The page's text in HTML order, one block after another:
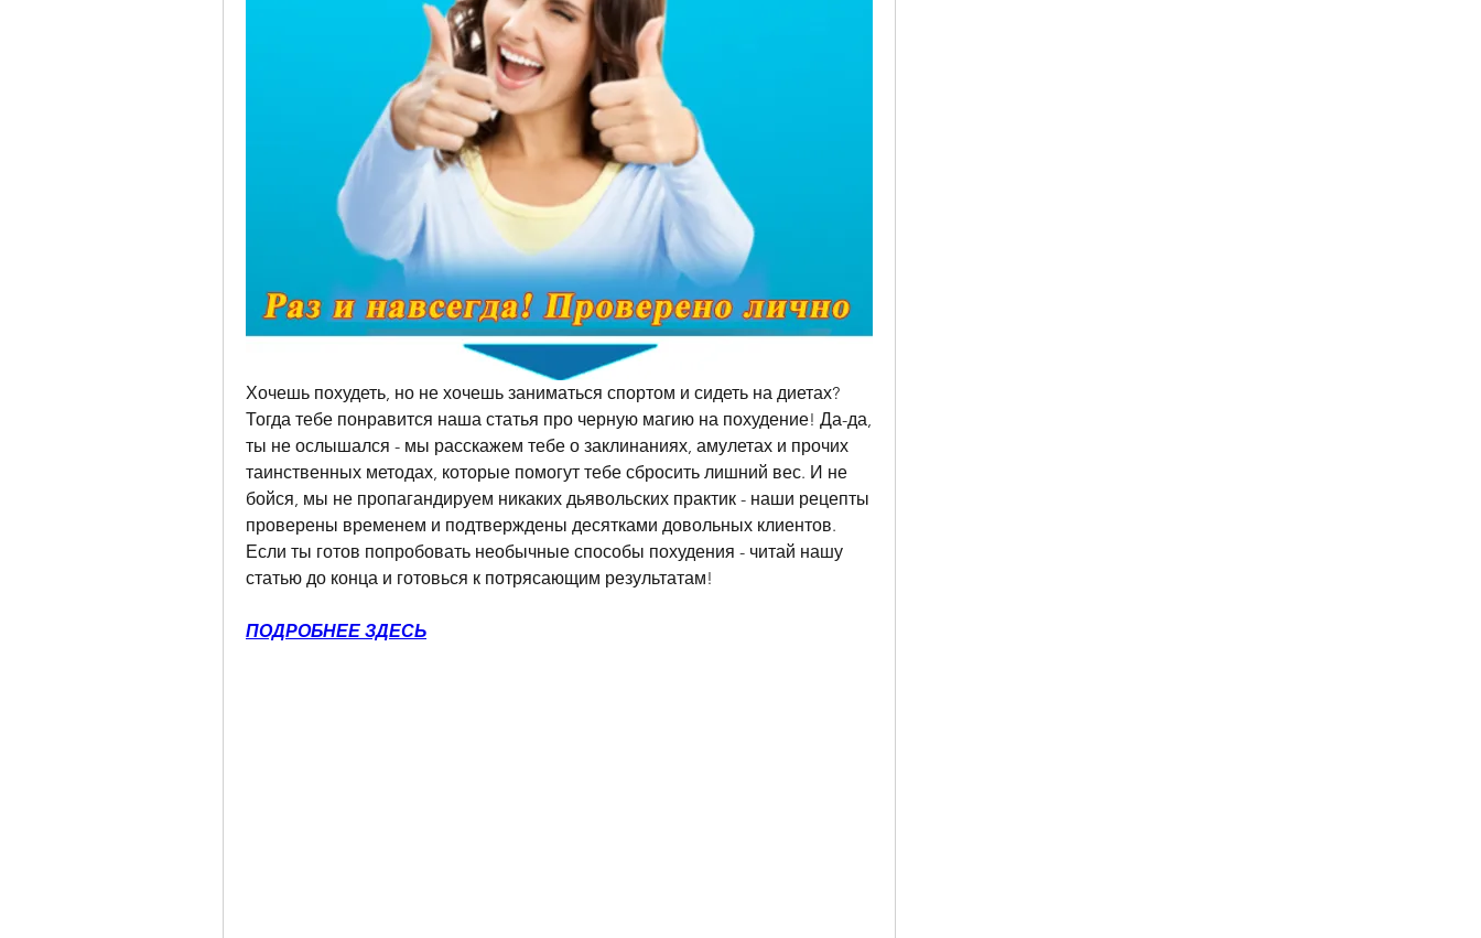
Хочешь похудеть, но не хочешь заниматься спортом и сидеть на диетах?
Тогда тебе понравится наша статья про черную магию на похудение! Да-да,
ты не ослышался - мы расскажем тебе о заклинаниях, амулетах и прочих
таинственных методах, которые помогут тебе сбросить лишний вес. И не
бойся, мы не пропагандируем никаких дьявольских практик - наши рецепты
проверены временем и подтверждены десятками довольных клиентов.
Если ты готов попробовать необычные способы похудения - читай нашу
статью до конца и готовься к потрясающим результатам!
ПОДРОБНЕЕ ЗДЕСЬ